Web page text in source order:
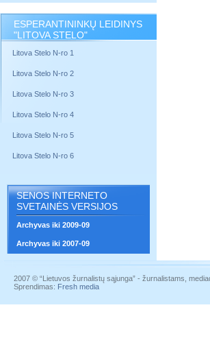
ESPERANTININKŲ LEIDINYS
"LITOVA STELO"
Litova Stelo N-ro 1
Litova Stelo N-ro 2
Litova Stelo N-ro 3
Litova Stelo N-ro 4
Litova Stelo N-ro 5
Litova Stelo N-ro 6
SENOS INTERNETO
SVETAINĖS VERSIJOS
Archyvas iki 2009-09
Archyvas iki 2007-09
2007 © “Lietuvos žurnalistų sąjunga” - žurnalistams,
Sprendimas: Fresh media